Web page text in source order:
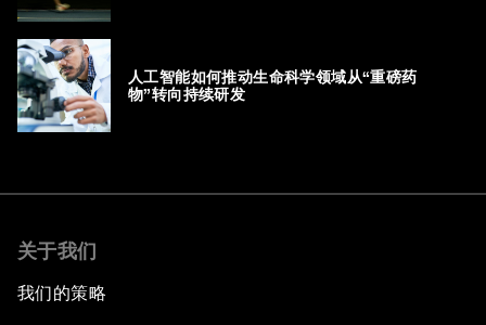
人工智能如何推动生命科学领域从“重磅药
物”转向持续研发
关于我们
我们的策略